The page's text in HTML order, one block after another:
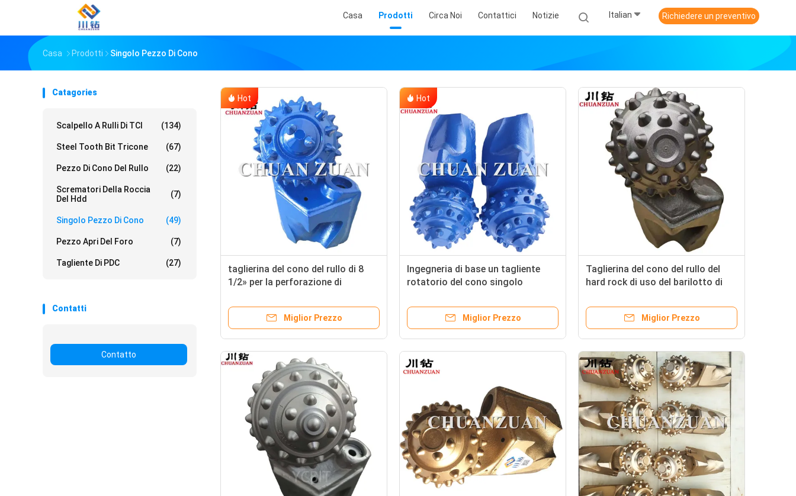
Casa Prodotti Circa Noi Contattici Notizie Italian Richiedere un preventivo
Casa Prodotti Singolo Pezzo Di Cono
Catagories
Scalpello A Rulli Di TCI (134)
Steel Tooth Bit Tricone (67)
Pezzo Di Cono Del Rullo (22)
Scrematori Della Roccia
Del Hdd
(7)
Singolo Pezzo Di Cono (49)
Pezzo Apri Del Foro (7)
Tagliente Di PDC (27)
Contatti
Contatto
Hot
taglierina del cono del rullo di 8
1/2» per la perforazione di
nella costruzione trenchless
Miglior Prezzo
Hot
Ingegneria di base un tagliente
rotatorio del cono singolo
Miglior Prezzo
Taglierina del cono del rullo del
hard rock di uso del barilotto di
l'impianto di perforazione della
perforazione a rotazione
Miglior Prezzo